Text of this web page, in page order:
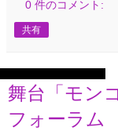
0 件のコメント:
共有
舞台「モン
フォーラム